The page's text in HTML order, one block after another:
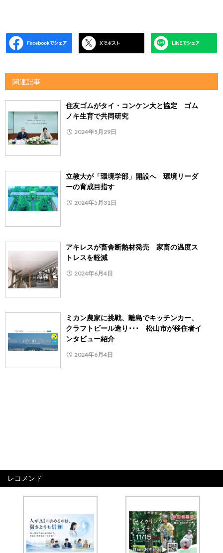
関連記事
住友ゴムがタイ・コンケン大と協定 ゴム
ノキ生育で共同研究
2024年5月29日
立教大が「環境学部」開設へ 環境リーダ
ーの育成目指す
2024年5月31日
アキレスが畜舎断熱材発売 家畜の温度ス
トレスを軽減
2024年6月4日
ミカン農家に挑戦、離島でキッチンカー、
クラフトビール造り･･･ 松山市が移住者イ
ンタビュー紹介
2024年6月4日
レコメンド